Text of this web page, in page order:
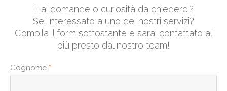
Hai domande o curiosità da chiederci?
Sei interessato a uno dei nostri servizi?
Compila il form sottostante e sarai contattato al
più presto dal nostro team!
Cognome *